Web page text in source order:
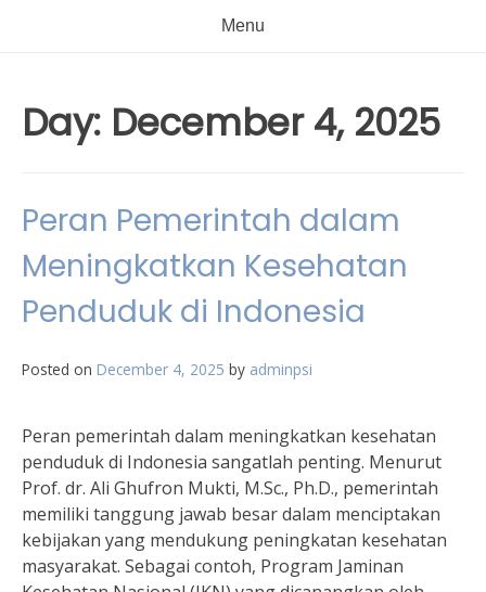
Menu
Day: December 4, 2025
Peran Pemerintah dalam
Meningkatkan Kesehatan
Penduduk di Indonesia
Posted on December 4, 2025 by adminpsi
Peran pemerintah dalam meningkatkan kesehatan
penduduk di Indonesia sangatlah penting. Menurut
Prof. dr. Ali Ghufron Mukti, M.Sc., Ph.D., pemerintah
memiliki tanggung jawab besar dalam menciptakan
kebijakan yang mendukung peningkatan kesehatan
masyarakat. Sebagai contoh, Program Jaminan